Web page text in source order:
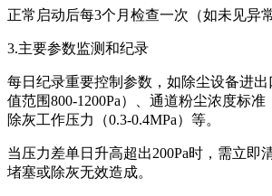
正常启动后每3个月检查一次（如未见异常
3.主要参数监测和纪录
每日纪录重要控制参数，如除尘设备进
值范围800-1200Pa）、通道粉尘浓度标准
除灰工作压力（0.3-0.4MPa）等。
当压力差单日升高超出200Pa时，需立即
堵塞或除灰无效造成。